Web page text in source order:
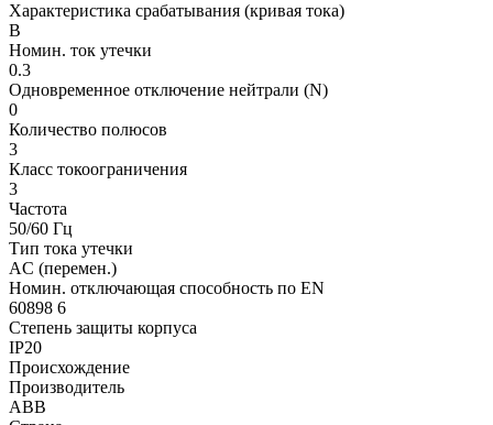
Характеристика срабатывания (кривая тока)
В
Номин. ток утечки
0.3
Одновременное отключение нейтрали (N)
0
Количество полюсов
3
Класс токоограничения
3
Частота
50/60 Гц
Тип тока утечки
AC (перемен.)
Номин. отключающая способность по EN
60898 6
Степень защиты корпуса
IP20
Происхождение
Производитель
ABB